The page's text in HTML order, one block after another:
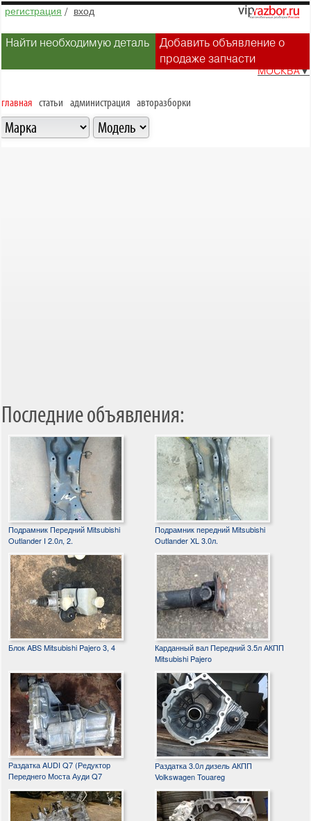
регистрация / вход
Найти необходимую деталь
Добавить объявление о
продаже запчасти
МОСКВА▼
главная статьи администрация авторазборки
Последние объявления:
Подрамник Передний Mitsubishi
Outlander I 2.0л, 2.
Подрамник передний Mitsubishi
Outlander XL 3.0л.
Блок ABS Mitsubishi Pajero 3, 4
Карданный вал Передний 3.5л АКПП
Mitsubishi Pajero
Раздатка AUDI Q7 (Редуктор
Переднего Моста Ауди Q7
Раздатка 3.0л дизель АКПП
Volkswagen Touareg